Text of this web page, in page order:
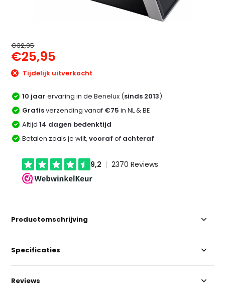
€32,95
€25,95
Tijdelijk uitverkocht
10 jaar ervaring in de Benelux (sinds 2013)
Gratisverzending vanaf €75 in NL & BE
Altijd14 dagen bedenktijd
Betalen zoals je wilt,vooraf of achteraf
Productomschrijving
Specificaties
Reviews